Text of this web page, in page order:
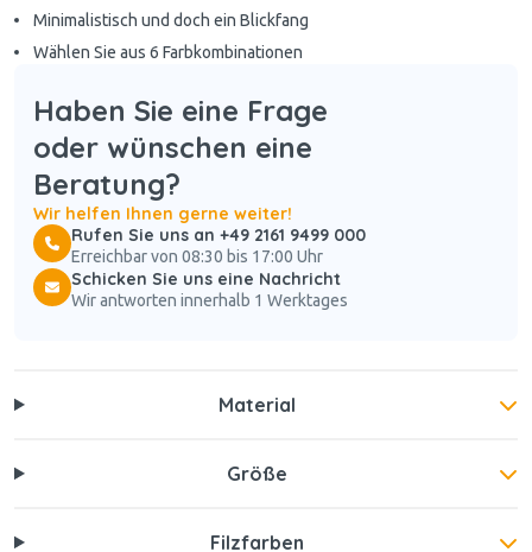
Minimalistisch und doch ein Blickfang
Wählen Sie aus 6 Farbkombinationen
Haben Sie eine Frage
oder wünschen eine
Beratung?
Wir helfen Ihnen gerne weiter!
Rufen Sie uns an +49 2161 9499 000
Erreichbar von 08:30 bis 17:00 Uhr
Schicken Sie uns eine Nachricht
Wir antworten innerhalb 1 Werktages
Material
Größe
Filzfarben